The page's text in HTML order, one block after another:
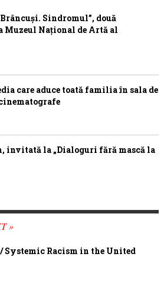
Sindromul”, două
Național de Artă al
care aduce toată familia în sala de
invitată la „Dialoguri fără mască la
»
Systemic Racism in the United